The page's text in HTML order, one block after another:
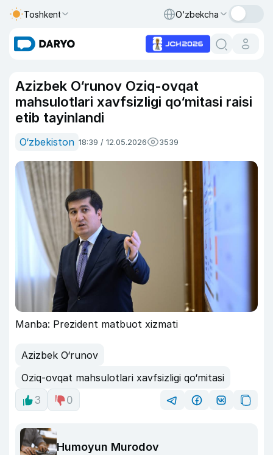
Toshkent O‘zbekcha
Azizbek O‘runov Oziq-ovqat
mahsulotlari xavfsizligi qo‘mitasi raisi
etib tayinlandi
O‘zbekiston 18:39 / 12.05.2026 3539
Manba: Prezident matbuot xizmati
Azizbek O‘runov
Oziq-ovqat mahsulotlari xavfsizligi qo‘mitasi
3
0
Humoyun Murodov